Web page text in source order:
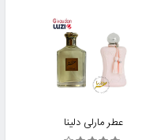
عطر مارلی دلینا